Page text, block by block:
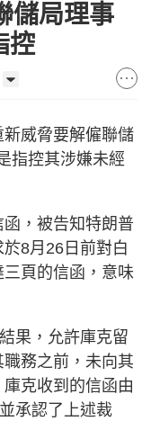
儲局理事
控
威脅要解僱聯儲
指控其涉嫌未經
，被告知特朗普
8月26日前對白
頁的信函，意味
果，允許庫克留
務之前，未向其
克收到的信函由
承認了上述裁